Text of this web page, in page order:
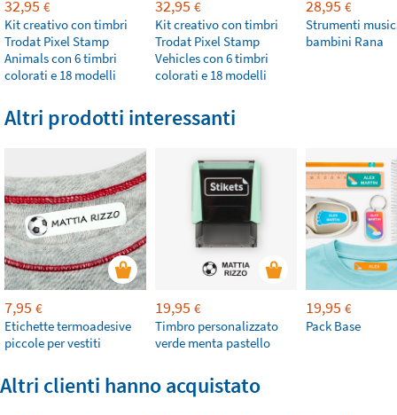
32,95 €
Kit creativo con timbri
Trodat Pixel Stamp
Animals con 6 timbri
colorati e 18 modelli
32,95 €
Kit creativo con timbri
Trodat Pixel Stamp
Vehicles con 6 timbri
colorati e 18 modelli
28,95 €
Strumenti
bambini Rana
Altri prodotti interessanti
7,95 €
Etichette termoadesive
piccole per vestiti
19,95 €
Timbro personalizzato
verde menta pastello
19,95 €
Pack Base
Altri clienti hanno acquistato